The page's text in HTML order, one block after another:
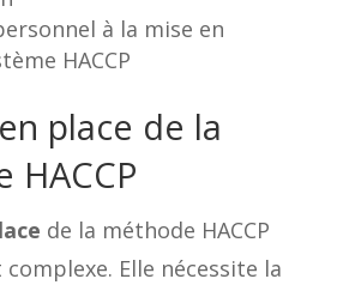
à la mise en
HACCP
place de la
HACCP
de la méthode HACCP
Elle nécessite la